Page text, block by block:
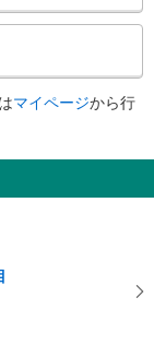
マイページから行